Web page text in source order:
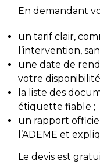
En demandant
un tarif clair,
l’intervention,
une date de
votre
la liste des
étiquette fiable ;
un rapport
l’ADEME et
Le devis est